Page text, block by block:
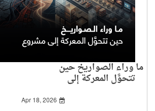
ما وراء الصواريخ حين
تتحوَّل المعركة إلى
Apr 18, 2026